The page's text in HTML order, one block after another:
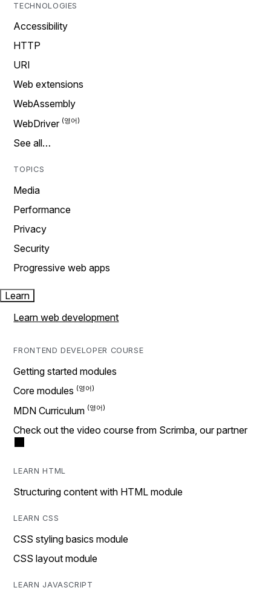
TECHNOLOGIES
Accessibility
HTTP
URI
Web extensions
WebAssembly
WebDriver
See all…
TOPICS
Media
Performance
Privacy
Security
Progressive web apps
Learn
Learn web development
FRONTEND DEVELOPER COURSE
Getting started modules
Core modules
MDN Curriculum
Check out the video course from Scrimba, our partner
LEARN HTML
Structuring content with HTML module
LEARN CSS
CSS styling basics module
CSS layout module
LEARN JAVASCRIPT